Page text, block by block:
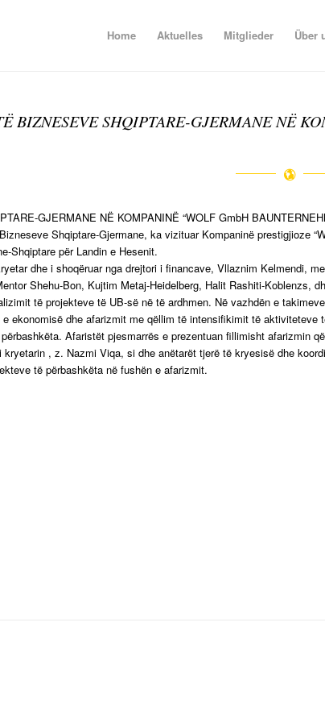
Home Aktuelles Mitglieder Über
BIZNESEVE SHQIPTARE-GJERMANE NË
GJERMANE NË KOMPANINË “WOLF GmbH
Shqiptare-Gjermane, ka vizituar Kompaninë prestigjioze
Shqiptare për Landin e Hesenit.
dhe i shoqëruar nga drejtori i financave, Vllaznim Kelmendi,
Shehu-Bon, Kujtim Metaj-Heidelberg, Halit Rashiti-
të projekteve të UB-së në të ardhmen. Në vazhdën e
ekonomisë dhe afarizmit me qëllim të intensifikimit të
Afaristët pjesmarrës e prezentuan fillimisht afarizmin
, z. Nazmi Viqa, si dhe anëtarët tjerë të kryesisë dhe
të përbashkëta në fushën e afarizmit.